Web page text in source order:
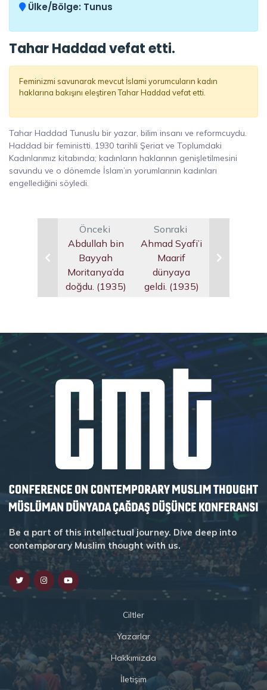
Ülke/Bölge: Tunus
Tahar Haddad vefat etti.
Feminizmi savunarak mevcut İslami yorumcuların kadın
haklarına bakışını eleştiren Tahar Haddad vefat etti.
Tahar Haddad Tunuslu bir yazar, bilim insanı ve reformcuydu.
Haddad bir feministti. 1930 tarihli Şeriat ve Toplumdaki
Kadınlarımız kitabında; kadınların haklarının genişletilmesini
savundu ve o dönemde İslam’ın yorumlarının kadınları
engellediğini söyledi.
Önceki
Abdullah bin
Bayyah
Moritanya’da
doğdu. (1935)
Sonraki
Ahmad Syafi’i
Maarif
dünyaya
geldi. (1935)
Be a part of this intellectual journey. Dive deep into
contemporary Muslim thought with us.
Ciltler
Yazarlar
Hakkımızda
İletişim